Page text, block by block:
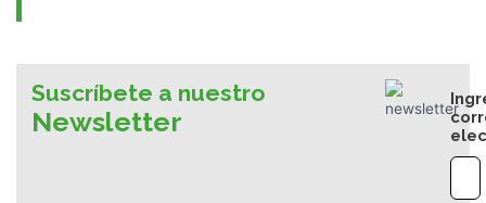
Suscríbete a nuestro
Newsletter